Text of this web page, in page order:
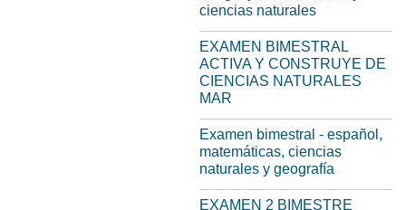
ciencias naturales
EXAMEN BIMESTRAL
ACTIVA Y CONSTRUYE DE
CIENCIAS NATURALES
MAR
Examen bimestral - español,
matemáticas, ciencias
naturales y geografía
EXAMEN 2 BIMESTRE